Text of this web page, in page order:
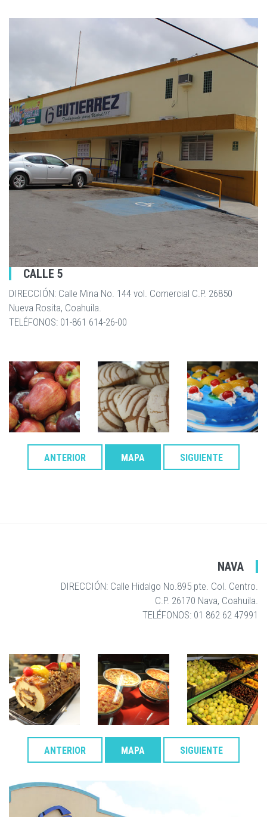
CALLE 5
DIRECCIÓN: Calle Mina No. 144 vol. Comercial C.P. 26850
Nueva Rosita, Coahuila.
TELÉFONOS: 01-861 614-26-00
ANTERIOR MAPA SIGUIENTE
NAVA
DIRECCIÓN: Calle Hidalgo No.895 pte. Col. Centro.
C.P. 26170 Nava, Coahuila.
TELÉFONOS: 01 862 62 47991
ANTERIOR MAPA SIGUIENTE